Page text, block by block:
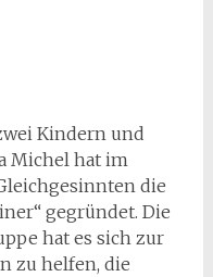
Kindern und
Michel hat im
die
gegründet. Die
hat es sich zur
zu helfen, die